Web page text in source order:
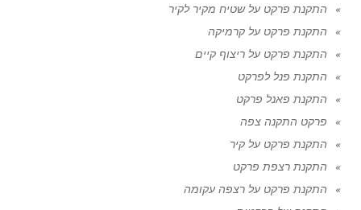
התקנת פרקט על שטיח מקיר לקיר
התקנת פרקט על קרמיקה
התקנת פרקט על ריצוף קיים
התקנת פנל לפרקט
התקנת פאנל פרקט
פרקט התקנה צפה
התקנת פרקט על קיר
התקנת רצפת פרקט
התקנת פרקט על רצפה עקומה